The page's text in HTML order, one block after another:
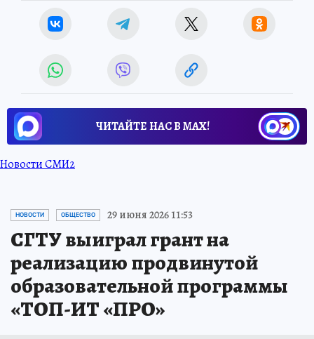
ЧИТАЙТЕ НАС В МАХ!
Новости СМИ2
НОВОСТИ ОБЩЕСТВО 29 июня 2026 11:53
СГТУ выиграл грант на
реализацию продвинутой
образовательной программы
«ТОП-ИТ «ПРО»